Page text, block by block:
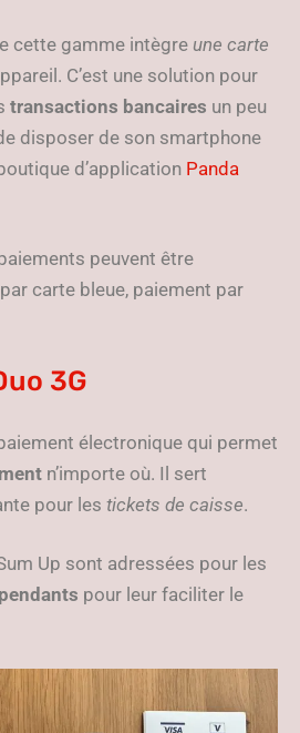
cette gamme intègre une carte
C’est une solution pour
transactions bancaires un peu
disposer de son smartphone
d’application Panda
peuvent être
carte bleue, paiement par
3G
électronique qui permet
n’importe où. Il sert
pour les tickets de caisse.
Up sont adressées pour les
pour leur faciliter le